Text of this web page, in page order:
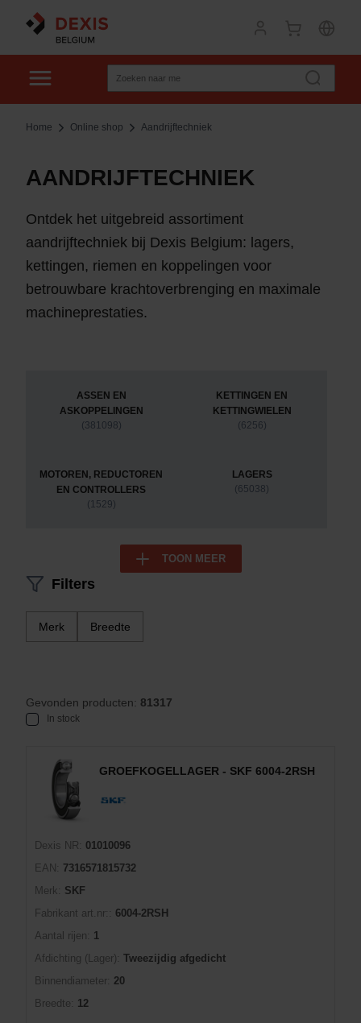
Home Online shop Aandrijftechniek
AANDRIJFTECHNIEK
Ontdek het uitgebreid assortiment
aandrijftechniek bij Dexis Belgium: lagers,
kettingen, riemen en koppelingen voor
betrouwbare krachtoverbrenging en maximale
machineprestaties.
ASSEN EN
ASKOPPELINGEN
(381098)
KETTINGEN EN
KETTINGWIELEN
(6256)
MOTOREN, REDUCTOREN
EN CONTROLLERS
(1529)
LAGERS
(65038)
TOON MEER
Filters
Merk Breedte
Gevonden producten: 81317
In stock
GROEFKOGELLAGER - SKF 6004-2RSH
Dexis NR:
01010096
EAN:
7316571815732
Merk:
SKF
Fabrikant art.nr::
6004-2RSH
Aantal rijen:
1
Afdichting (Lager): Tweezijdig afgedicht
Binnendiameter: 20
Breedte:
12